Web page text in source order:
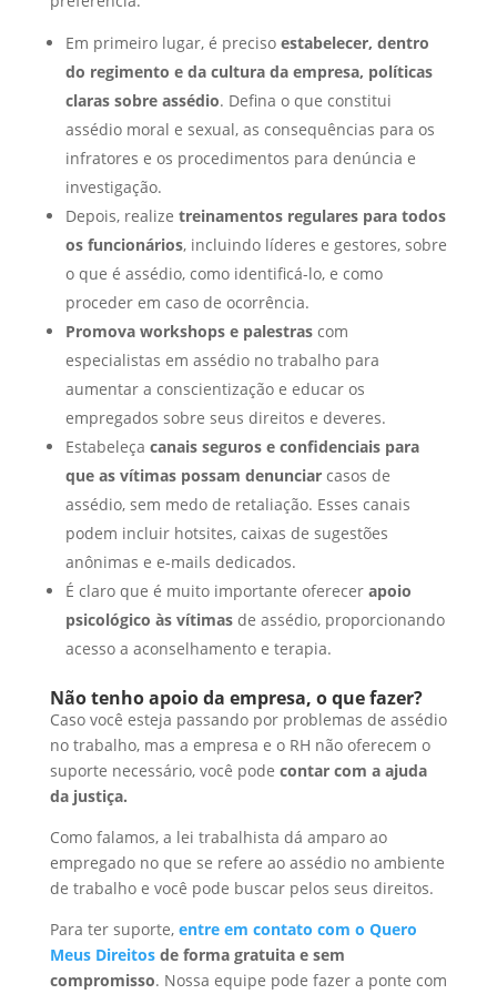
Em primeiro lugar, é preciso estabelecer, dentro
do regimento e da cultura da empresa, políticas
claras sobre assédio. Defina o que constitui
assédio moral e sexual, as consequências para os
infratores e os procedimentos para denúncia e
investigação.
Depois, realize treinamentos regulares para todos
os funcionários, incluindo líderes e gestores, sobre
o que é assédio, como identificá-lo, e como
proceder em caso de ocorrência.
Promova workshops e palestras com
especialistas em assédio no trabalho para
aumentar a conscientização e educar os
empregados sobre seus direitos e deveres.
Estabeleça canais seguros e confidenciais para
que as vítimas possam denunciar casos de
assédio, sem medo de retaliação. Esses canais
podem incluir hotsites, caixas de sugestões
anônimas e e-mails dedicados.
É claro que é muito importante oferecer apoio
psicológico às vítimas de assédio, proporcionando
acesso a aconselhamento e terapia.
Não tenho apoio da empresa, o que fazer?
Caso você esteja passando por problemas de assédio
no trabalho, mas a empresa e o RH não oferecem o
suporte necessário, você pode contar com a ajuda
da justiça.
Como falamos, a lei trabalhista dá amparo ao
empregado no que se refere ao assédio no ambiente
de trabalho e você pode buscar pelos seus direitos.
Para ter suporte, entre em contato com o Quero
Meus Direitosde forma gratuita e sem
compromisso. Nossa equipe pode fazer a ponte com